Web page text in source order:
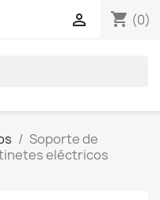
shopping_cart (0)

Soporte de
eléctricos